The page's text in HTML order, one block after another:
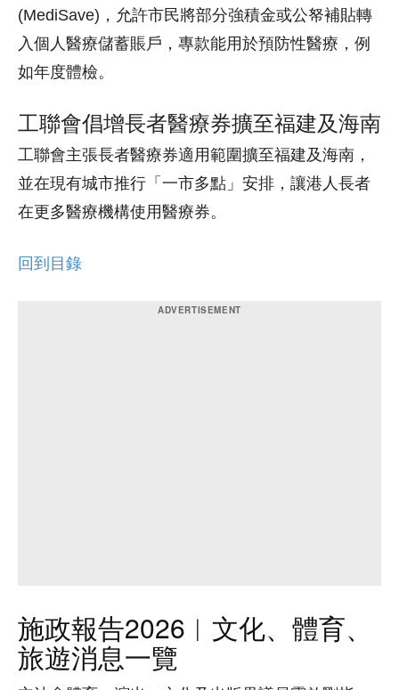
(MediSave)，允許市民將部分強積金或公帑補貼轉
入個人醫療儲蓄賬戶，專款能用於預防性醫療，例
如年度體檢。
工聯會倡增長者醫療券擴至福建及海南
工聯會主張長者醫療券適用範圍擴至福建及海南，
並在現有城市推行「一市多點」安排，讓港人長者
在更多醫療機構使用醫療券。
回到目錄
施政報告2026︱文化、體育、
旅遊消息一覽